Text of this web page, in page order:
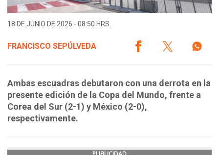
18 DE JUNIO DE 2026 - 08:50 HRS.
FRANCISCO SEPÚLVEDA
Ambas escuadras debutaron con una derrota en la
presente edición de la Copa del Mundo, frente a
Corea del Sur (2-1) y México (2-0),
respectivamente.